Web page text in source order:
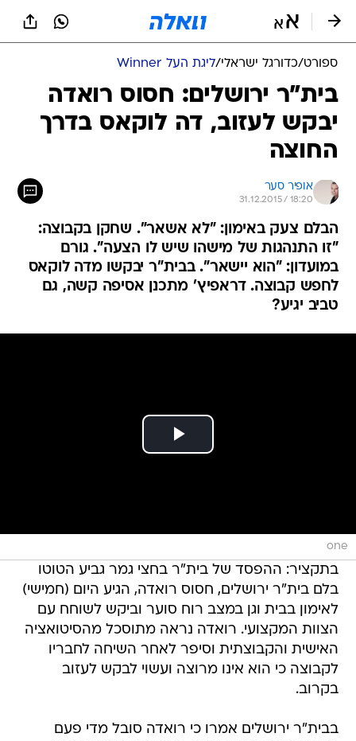
ספורט/כדורגל ישראלי/ליגת העל Winner
בית"ר ירושלים: חסוס רואדה
יבקש לעזוב, דה לוקאס בדרך
החוצה
אופיר סער
31.12.2015 / 18:20
הבלם צעק באימון: "לא אשאר". שחקן בקבוצה:
"זו התנהגות של מישהו שיש לו הצעה". גורם
במועדון: "הוא יישאר". בבית"ר יבקשו מדה לוקאס
לחפש קבוצה. דראפיץ' מתכנן אסיפה קשה, גם
טביב יגיע?
one
בתקציר: ההפסד של בית"ר בחצי גמר גביע הטוטו
בלם בית"ר ירושלים, חסוס רואדה, הגיע היום (חמישי)
לאימון בבית וגן במצב רוח סוער וביקש לשוחח עם
הצוות המקצועי. רואדה נראה מתוסכל מהסיטואציה
האישית והקבוצתית וסיפר לאחר השיחה לחבריו
לקבוצה כי הוא אינו מרוצה ועשוי לבקש לעזוב
בקרוב.
בבית"ר ירושלים אמרו כי רואדה סובל מדי פעם